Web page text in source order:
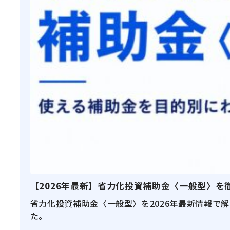
【2026年最新】省力化投資補助金〈一般型〉
省力化投資補助金〈一般型〉を2026年最新情報で
た。